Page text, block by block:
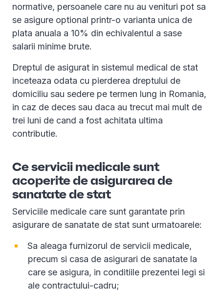
normative, persoanele care nu au venituri pot sa
se asigure optional printr-o varianta unica de
plata anuala a 10% din echivalentul a sase
salarii minime brute.
Dreptul de asigurat in sistemul medical de stat
inceteaza odata cu pierderea dreptului de
domiciliu sau sedere pe termen lung in Romania,
in caz de deces sau daca au trecut mai mult de
trei luni de cand a fost achitata ultima
contributie.
Ce servicii medicale sunt
acoperite de asigurarea de
sanatate de stat
Serviciile medicale care sunt garantate prin
asigurare de sanatate de stat sunt urmatoarele:
Sa aleaga furnizorul de servicii medicale,
precum si casa de asigurari de sanatate la
care se asigura, in conditiile prezentei legi si
ale contractului-cadru;